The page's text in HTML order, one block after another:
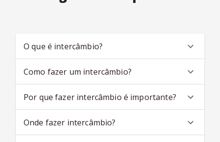
O que é intercâmbio?
Como fazer um intercâmbio?
Por que fazer intercâmbio é importante?
Onde fazer intercâmbio?